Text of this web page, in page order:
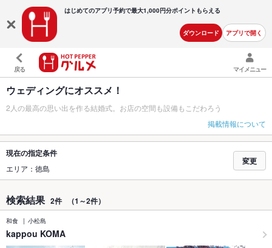
はじめてのアプリ予約で最大1,000円分ポイントもらえる
ダウンロード アプリで開く
戻る マイメニュー
ウェディングにオススメ！
2人の最高の思い出を作る結婚式。お店の空間も設備もこだわろう
掲載情報について
現在の指定条件
エリア：徳島
変更
検索結果 2件 （1～2件）
和食 小松島
kappou KOMA